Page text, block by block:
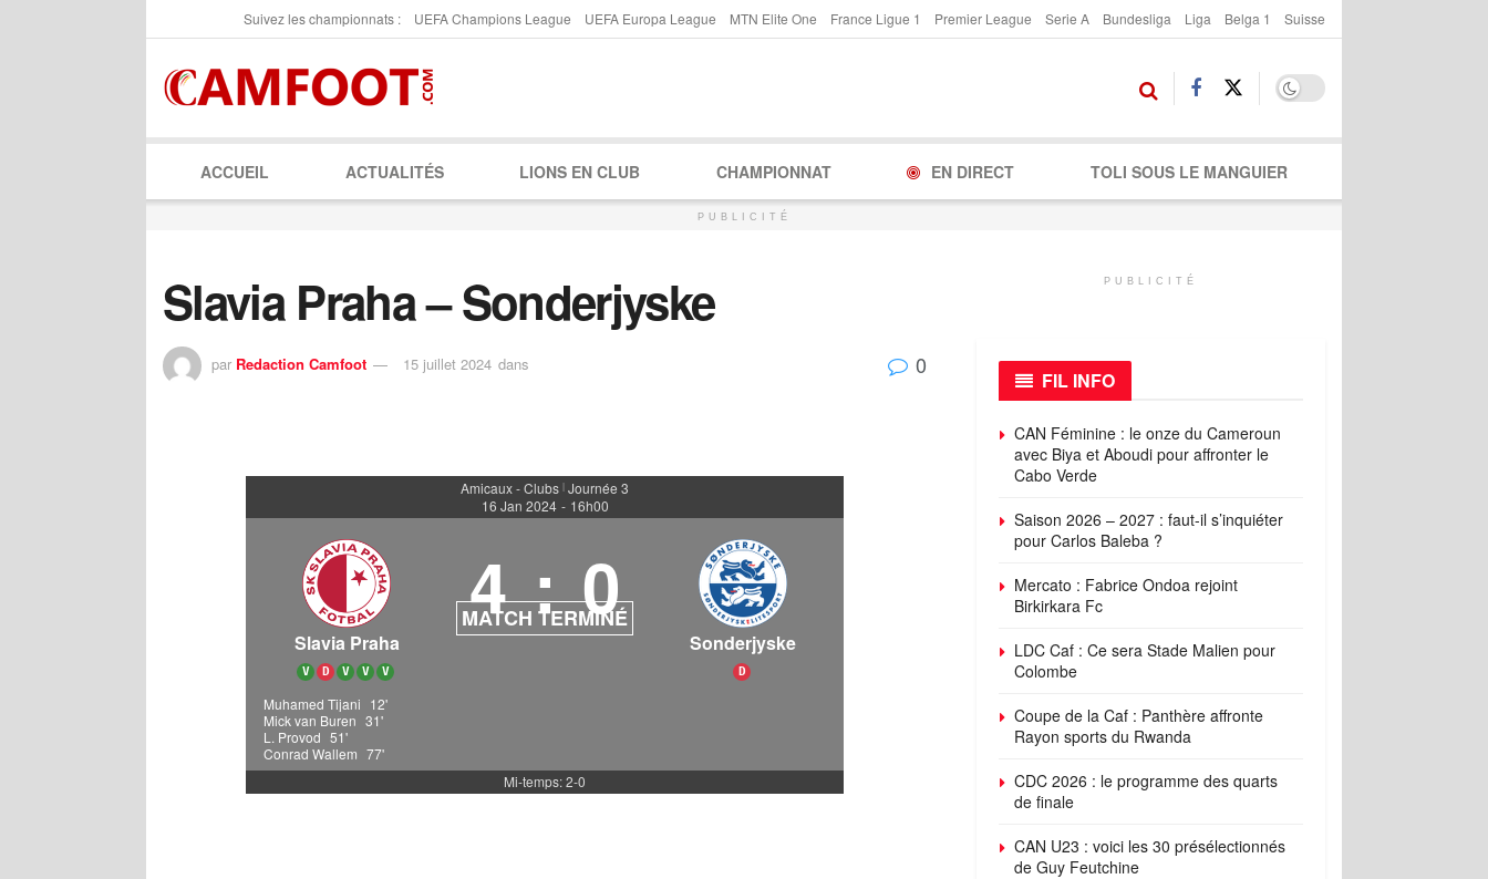
Suivez les championnats : UEFA Champions League UEFA Europa League MTN Elite One France Ligue 1 Premier League Serie A Bundesliga Liga Belga 1 Suisse
ACCUEIL ACTUALITÉS LIONS EN CLUB CHAMPIONNAT EN DIRECT TOLI SOUS LE MANGUIER
PUBLICITÉ
Slavia Praha – Sonderjyske
par Redaction Camfoot 15 juillet 2024 dans 0
Amicaux - Clubs | Journée 3
16 Jan 2024 - 16h00
Slavia Praha
V D V V V
4 : 0
MATCH TERMINÉ
Sonderjyske
D
Muhamed Tijani 12'
Mick van Buren 31'
L. Provod 51'
Conrad Wallem 77'
Mi-temps: 2-0
PUBLICITÉ
FIL INFO
CAN Féminine : le onze du Cameroun
avec Biya et Aboudi pour affronter le
Cabo Verde
Saison 2026 – 2027 : faut-il s’inquiéter
pour Carlos Baleba ?
Mercato : Fabrice Ondoa rejoint
Birkirkara Fc
LDC Caf : Ce sera Stade Malien pour
Colombe
Coupe de la Caf : Panthère affronte
Rayon sports du Rwanda
CDC 2026 : le programme des quarts
de finale
CAN U23 : voici les 30 présélectionnés
de Guy Feutchine